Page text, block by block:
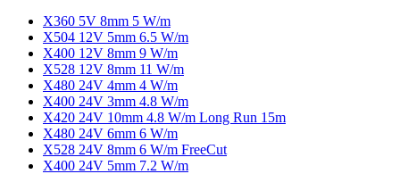
X360 5V 8mm 5 W/m
X504 12V 5mm 6.5 W/m
X400 12V 8mm 9 W/m
X528 12V 8mm 11 W/m
X480 24V 4mm 4 W/m
X400 24V 3mm 4.8 W/m
X420 24V 10mm 4.8 W/m Long Run 15m
X480 24V 6mm 6 W/m
X528 24V 8mm 6 W/m FreeCut
X400 24V 5mm 7.2 W/m